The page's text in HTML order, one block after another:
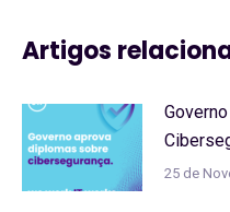
Artigos
25 de